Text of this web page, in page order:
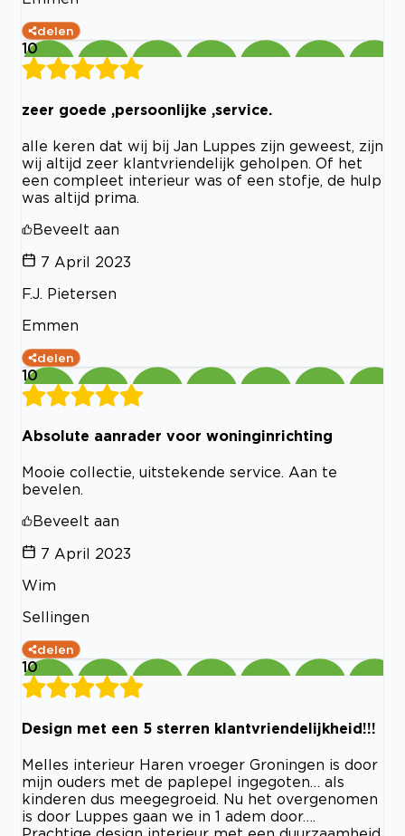
delen
10
zeer goede ,persoonlijke ,service.
alle keren dat wij bij Jan Luppes zijn geweest, zijn
wij altijd zeer klantvriendelijk geholpen. Of het
een compleet interieur was of een stofje, de hulp
was altijd prima.
Beveelt aan
7 April 2023
F.J. Pietersen
Emmen
delen
10
Absolute aanrader voor woninginrichting
Mooie collectie, uitstekende service. Aan te
bevelen.
Beveelt aan
7 April 2023
Wim
Sellingen
delen
10
Design met een 5 sterren klantvriendelijkheid!!!
Melles interieur Haren vroeger Groningen is door
mijn ouders met de paplepel ingegoten… als
kinderen dus meegegroeid. Nu het overgenomen
is door Luppes gaan we in 1 adem door….